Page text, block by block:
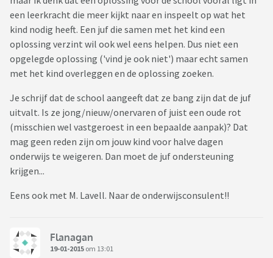
een leerkracht die meer kijkt naar en inspeelt op wat het
kind nodig heeft. Een juf die samen met het kind een
oplossing verzint wil ook wel eens helpen. Dus niet een
opgelegde oplossing ('vind je ook niet') maar echt samen
met het kind overleggen en de oplossing zoeken.
Je schrijf dat de school aangeeft dat ze bang zijn dat de juf
uitvalt. Is ze jong/nieuw/onervaren of juist een oude rot
(misschien wel vastgeroest in een bepaalde aanpak)? Dat
mag geen reden zijn om jouw kind voor halve dagen
onderwijs te weigeren. Dan moet de juf ondersteuning
krijgen...
Eens ook met M. Lavell. Naar de onderwijsconsulent!!
Flanagan
19-01-2015 om 13:01